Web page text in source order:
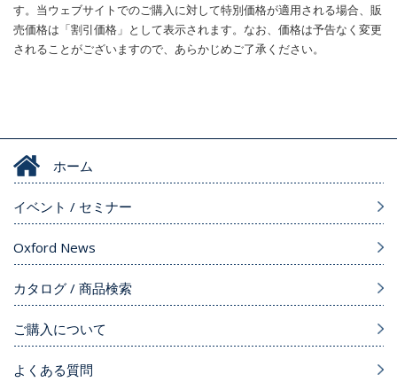
す。当ウェブサイトでのご購入に対して特別価格が適用される場合、販
売価格は「割引価格」として表示されます。なお、価格は予告なく変更
されることがございますので、あらかじめご了承ください。
ホーム
イベント / セミナー
Oxford News
カタログ / 商品検索
ご購入について
よくある質問